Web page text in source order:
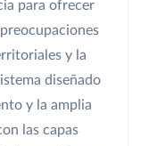
para ofrecer
y la
diseñado
y la amplia
las capas